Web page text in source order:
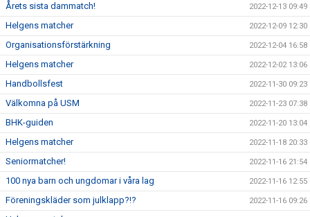
Årets sista dammatch! 2022-12-13 09:49
Helgens matcher 2022-12-09 12:30
Organisationsförstärkning 2022-12-04 16:58
Helgens matcher 2022-12-02 13:06
Handbollsfest 2022-11-30 09:23
Välkomna på USM 2022-11-23 07:38
BHK-guiden 2022-11-20 13:04
Helgens matcher 2022-11-18 20:33
Seniormatcher! 2022-11-16 21:54
100 nya barn och ungdomar i våra lag 2022-11-16 12:55
Föreningskläder som julklapp?!? 2022-11-16 09:26